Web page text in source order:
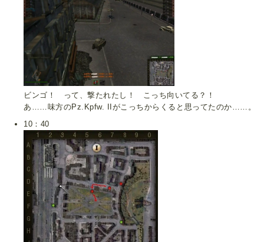
ビンゴ！ って、撃たれたし！ こっち向いてる？！
あ……味方のPz.Kpfw. IIがこっちからくると思ってたのか……。
10：40